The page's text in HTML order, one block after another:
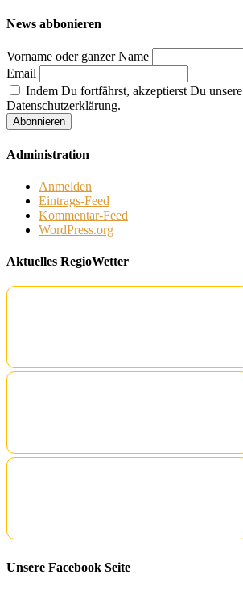
News abbonieren
Vorname oder ganzer Name
Email
Indem Du fortfährst, akzeptierst Du unsere
Datenschutzerklärung.
Administration
Anmelden
Eintrags-Feed
Kommentar-Feed
WordPress.org
Aktuelles RegioWetter
Unsere Facebook Seite